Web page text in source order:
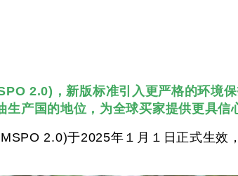
2.0)，新版标准引入更严格的环境
产国的地位，为全球买家提供更具信
2.0)于2025年１月１日正式生效